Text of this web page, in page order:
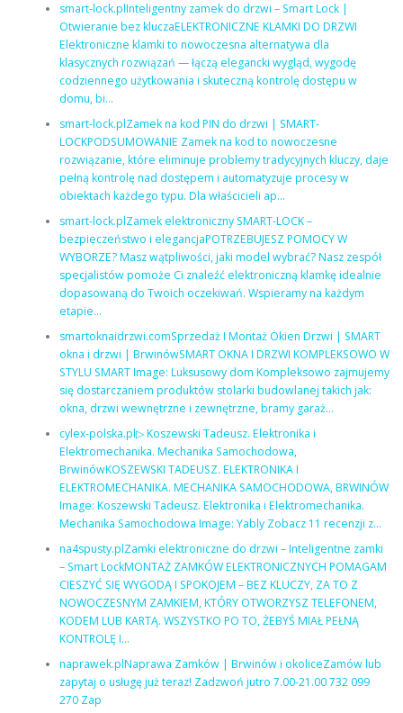
smart-lock.plInteligentny zamek do drzwi – Smart Lock |
Otwieranie bez kluczaELEKTRONICZNE KLAMKI DO DRZWI
Elektroniczne klamki to nowoczesna alternatywa dla
klasycznych rozwiązań — łączą elegancki wygląd, wygodę
codziennego użytkowania i skuteczną kontrolę dostępu w
domu, bi…
smart-lock.plZamek na kod PIN do drzwi | SMART-
LOCKPODSUMOWANIE Zamek na kod to nowoczesne
rozwiązanie, które eliminuje problemy tradycyjnych kluczy, daje
pełną kontrolę nad dostępem i automatyzuje procesy w
obiektach każdego typu. Dla właścicieli ap…
smart-lock.plZamek elektroniczny SMART-LOCK –
bezpieczeństwo i elegancjaPOTRZEBUJESZ POMOCY W
WYBORZE? Masz wątpliwości, jaki model wybrać? Nasz zespół
specjalistów pomoże Ci znaleźć elektroniczną klamkę idealnie
dopasowaną do Twoich oczekiwań. Wspieramy na każdym
etapie…
smartoknaidrzwi.comSprzedaż I Montaż Okien Drzwi | SMART
okna i drzwi | BrwinówSMART OKNA I DRZWI KOMPLEKSOWO W
STYLU SMART Image: Luksusowy dom Kompleksowo zajmujemy
się dostarczaniem produktów stolarki budowlanej takich jak:
okna, drzwi wewnętrzne i zewnętrzne, bramy garaż…
cylex-polska.pl▷ Koszewski Tadeusz. Elektronika i
Elektromechanika. Mechanika Samochodowa,
BrwinówKOSZEWSKI TADEUSZ. ELEKTRONIKA I
ELEKTROMECHANIKA. MECHANIKA SAMOCHODOWA, BRWINÓW
Image: Koszewski Tadeusz. Elektronika i Elektromechanika.
Mechanika Samochodowa Image: Yably Zobacz 11 recenzji z…
na4spusty.plZamki elektroniczne do drzwi – Inteligentne zamki
– Smart LockMONTAŻ ZAMKÓW ELEKTRONICZNYCH POMAGAM
CIESZYĆ SIĘ WYGODĄ I SPOKOJEM – BEZ KLUCZY, ZA TO Z
NOWOCZESNYM ZAMKIEM, KTÓRY OTWORZYSZ TELEFONEM,
KODEM LUB KARTĄ. WSZYSTKO PO TO, ŻEBYŚ MIAŁ PEŁNĄ
KONTROLĘ I…
naprawek.plNaprawa Zamków | Brwinów i okoliceZamów lub
zapytaj o usługę już teraz! Zadzwoń jutro 7.00-21.00 732 099
270 Zap